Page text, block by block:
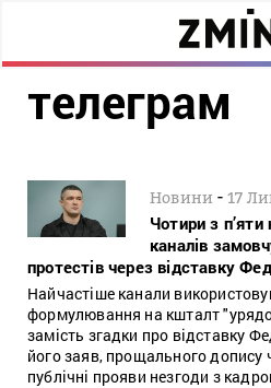
телеграм
Новини -17
Чотири з
каналів
протестів через відставку
Найчастіше канали
формулювання на кшталт
замість згадки про відставку
його заяв, прощального допису
публічні прояви незгоди з